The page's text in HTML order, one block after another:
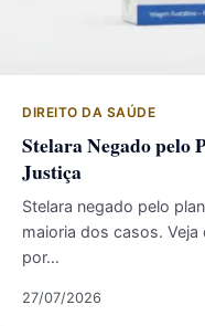
DIREITO DA SAÚDE
Stelara Negado pelo
Justiça
Stelara negado pelo
maioria dos casos.
por…
27/07/2026